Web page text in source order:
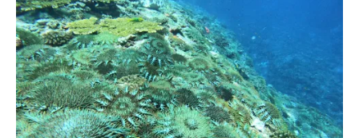
辰日）前後，東沙海域觀測到珊瑚產卵，更記錄到鹿角珊
瑚於白天集體排放精卵的景象，為當地生態注入新的生命
契機。棘冠海星移除有成棘冠海星又稱魔鬼海星，以活石
珊瑚的珊瑚蟲為食，又有「珊瑚殺手」異名。2024年3
月，海管處在東沙外環礁西南側及南側海域發現棘冠海星
大爆發，當時估計面積約60公頃，有約7萬4000隻。為
此，海管處與民間保育團體台灣珊瑚礁學會分別於2024